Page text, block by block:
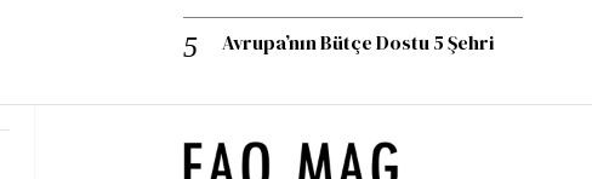
Avrupa’nın Bütçe Dostu 5 Şehri